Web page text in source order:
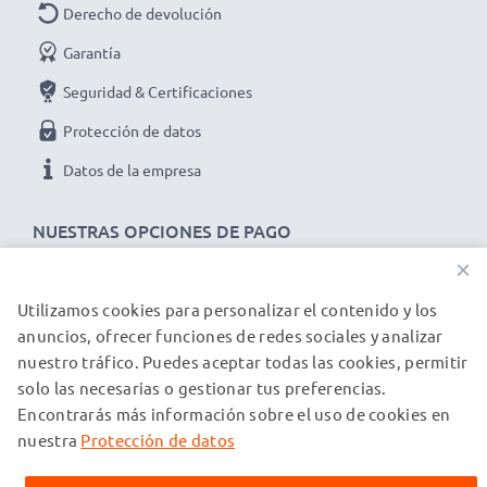
NUESTRAS OPCIONES DE PAGO
Derecho de devolución
Garantía
Seguridad & Certificaciones
Protección de datos
Datos de la empresa
NUESTROS PARTNERS DE ENVÍO
© subtel.es 2026
Todos los precios incluyen IVA y excluyen los costos de envío.
Tenga en cuenta que todas las marcas registradas que
mencionan en nuestras páginas web exclusivamente para
×
Utilizamos cookies para personalizar el contenido y los
anuncios, ofrecer funciones de redes sociales y analizar
nuestro tráfico. Puedes aceptar todas las cookies, permitir
solo las necesarias o gestionar tus preferencias.
Encontrarás más información sobre el uso de cookies en
nuestra Protección de datos